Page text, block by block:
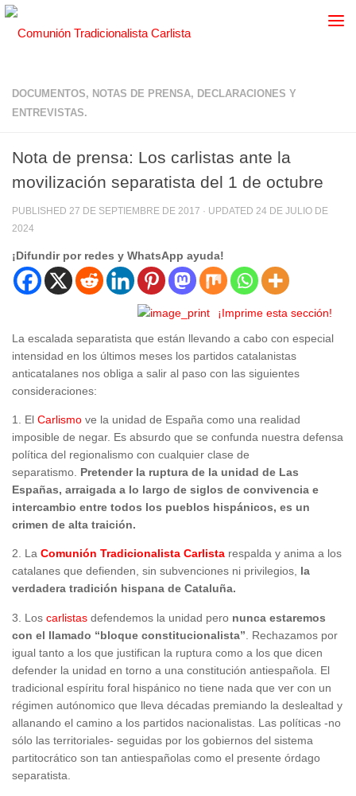
DOCUMENTOS, NOTAS DE PRENSA, DECLARACIONES Y
ENTREVISTAS.
Nota de prensa: Los carlistas ante la
movilización separatista del 1 de octubre
PUBLISHED 27 DE SEPTIEMBRE DE 2017 · UPDATED 24 DE JULIO DE
2024
¡Difundir por redes y WhatsApp ayuda!
¡Imprime esta sección!
La escalada separatista que están llevando a cabo con especial
intensidad en los últimos meses los partidos catalanistas
anticatalanes nos obliga a salir al paso con las siguientes
consideraciones:
1. El Carlismo ve la unidad de España como una realidad
imposible de negar. Es absurdo que se confunda nuestra defensa
política del regionalismo con cualquier clase de
separatismo. Pretender la ruptura de la unidad de Las
Españas, arraigada a lo largo de siglos de convivencia e
intercambio entre todos los pueblos hispánicos, es un
crimen de alta traición.
2. La Comunión Tradicionalista Carlista respalda y anima a los
catalanes que defienden, sin subvenciones ni privilegios, la
verdadera tradición hispana de Cataluña.
3. Los carlistas defendemos la unidad pero nunca estaremos
con el llamado “bloque constitucionalista” . Rechazamos por
igual tanto a los que justifican la ruptura como a los que dicen
defender la unidad en torno a una constitución antiespañola. El
tradicional espíritu foral hispánico no tiene nada que ver con un
régimen autónomico que lleva décadas premiando la deslealtad y
allanando el camino a los partidos nacionalistas. Las políticas -no
sólo las territoriales- seguidas por los gobiernos del sistema
partitocrático son tan antiespañolas como el presente órdago
separatista.